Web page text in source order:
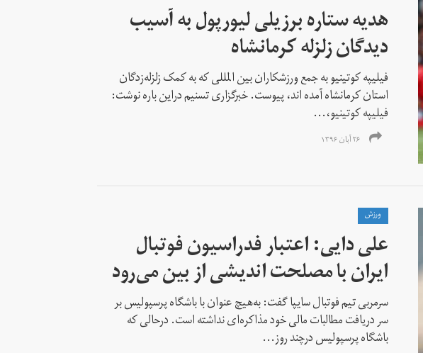
هدیه ستاره برزیلی لیورپول به آسیب
دیدگان زلزله کرمانشاه
فیلیپه کوتینیو به جمع ورزشکاران بین المللی که به کمک زلزله‌زدگان
استان کرمانشاه آمده اند، پیوست. خبرگزاری تسنیم دراین باره نوشت:
فیلیپه کوتینیو،...
۲۶ آبان ۱۳۹۶
ورزش
علی دایی: اعتبار فدراسیون فوتبال
ایران با مصلحت اندیشی از بین می‌رود
سرمربی تیم فوتبال سایپا گفت: به‌هیچ عنوان با باشگاه پرسپولیس بر
سر دریافت مطالبات مالی خود مذاکره‌ای نداشته است. درحالی که
باشگاه پرسپولیس درچند روز...